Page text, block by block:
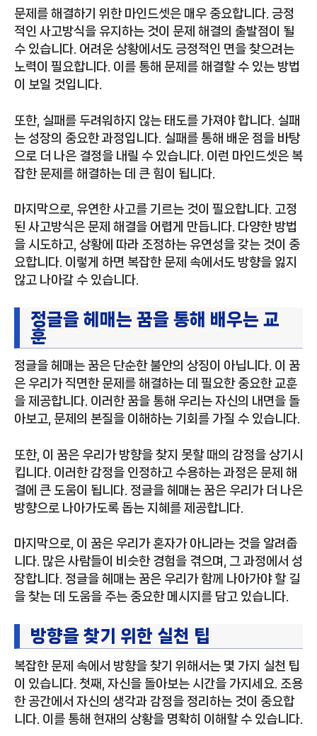
문제를 해결하기 위한 마인드셋은 매우 중요합니다. 긍정
적인 사고방식을 유지하는 것이 문제 해결의 출발점이 될
수 있습니다. 어려운 상황에서도 긍정적인 면을 찾으려는
노력이 필요합니다. 이를 통해 문제를 해결할 수 있는 방법
이 보일 것입니다.
또한, 실패를 두려워하지 않는 태도를 가져야 합니다. 실패
는 성장의 중요한 과정입니다. 실패를 통해 배운 점을 바탕
으로 더 나은 결정을 내릴 수 있습니다. 이런 마인드셋은 복
잡한 문제를 해결하는 데 큰 힘이 됩니다.
마지막으로, 유연한 사고를 기르는 것이 필요합니다. 고정
된 사고방식은 문제 해결을 어렵게 만듭니다. 다양한 방법
을 시도하고, 상황에 따라 조정하는 유연성을 갖는 것이 중
요합니다. 이렇게 하면 복잡한 문제 속에서도 방향을 잃지
않고 나아갈 수 있습니다.
정글을 헤매는 꿈을 통해 배우는 교
훈
정글을 헤매는 꿈은 단순한 불안의 상징이 아닙니다. 이 꿈
은 우리가 직면한 문제를 해결하는 데 필요한 중요한 교훈
을 제공합니다. 이러한 꿈을 통해 우리는 자신의 내면을 돌
아보고, 문제의 본질을 이해하는 기회를 가질 수 있습니다.
또한, 이 꿈은 우리가 방향을 찾지 못할 때의 감정을 상기시
킵니다. 이러한 감정을 인정하고 수용하는 과정은 문제 해
결에 큰 도움이 됩니다. 정글을 헤매는 꿈은 우리가 더 나은
방향으로 나아가도록 돕는 지혜를 제공합니다.
마지막으로, 이 꿈은 우리가 혼자가 아니라는 것을 알려줍
니다. 많은 사람들이 비슷한 경험을 겪으며, 그 과정에서 성
장합니다. 정글을 헤매는 꿈은 우리가 함께 나아가야 할 길
을 찾는 데 도움을 주는 중요한 메시지를 담고 있습니다.
방향을 찾기 위한 실천 팁
복잡한 문제 속에서 방향을 찾기 위해서는 몇 가지 실천 팁
이 있습니다. 첫째, 자신을 돌아보는 시간을 가지세요. 조용
한 공간에서 자신의 생각과 감정을 정리하는 것이 중요합
니다. 이를 통해 현재의 상황을 명확히 이해할 수 있습니다.